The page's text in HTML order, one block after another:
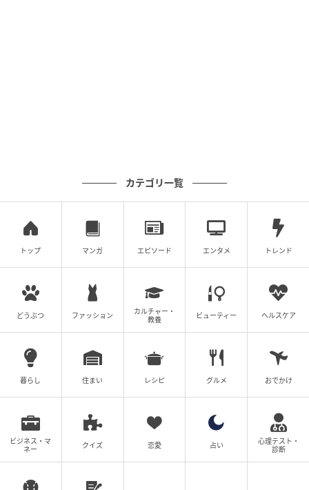
ゆうゆうtime
配信ドラマ『元敬（ウォンギョン）～欲望の
強い意志を持った元敬の激動の一代記
第3代朝鮮王の正妃であり、世宗（セジョン）大王の母
として知られる元敬王后。王位継承を巡る争い、愛、
カテゴリ一覧
トップ マンガ エピソード エンタメ トレンド
どうぶつ ファッション
カルチャー・
教養
ビューティー ヘルスケア
暮らし 住まい レシピ グルメ おでかけ
ビジネス・マ
ネー
クイズ 恋愛 占い
心理テスト・
診断